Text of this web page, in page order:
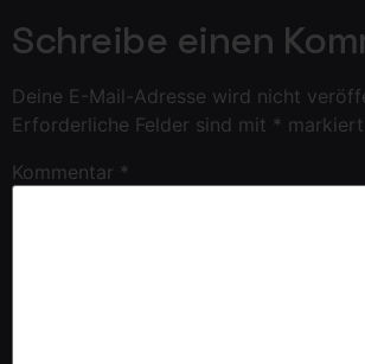
Schreibe einen
Deine E-Mail-Adresse wird nicht
Erforderliche Felder sind mit * markiert
Kommentar *